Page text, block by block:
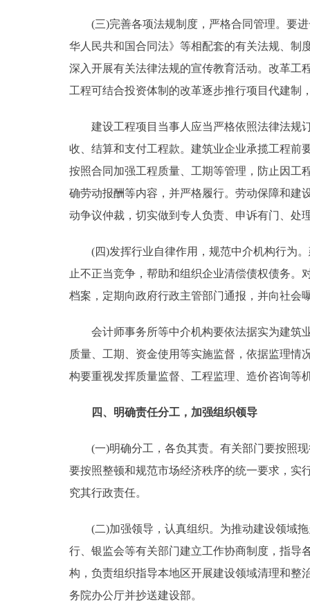
(三)完善各项法规制度，严格合同管理。要进
华人民共和国合同法》等相配套的有关法规、制
深入开展有关法律法规的宣传教育活动。改革工
工程可结合投资体制的改革逐步推行项目代建制
建设工程项目当事人应当严格依照法律法规订
收、结算和支付工程款。建筑业企业承揽工程前
按照合同加强工程质量、工期等管理，防止因工
确劳动报酬等内容，并严格履行。劳动保障和建
动争议仲裁，切实做到专人负责、申诉有门、处
(四)发挥行业自律作用，规范中介机构行为。
止不正当竞争，帮助和组织企业清偿债权债务。
档案，定期向政府行政主管部门通报，并向社会
会计师事务所等中介机构要依法据实为建筑业
质量、工期、资金使用等实施监督，依据监理
构要重视发挥质量监督、工程监理、造价咨询等
四、明确责任分工，加强组织领导
(一)明确分工，各负其责。有关部门要按照现
要按照整顿和规范市场经济秩序的统一要求，实
究其行政责任。
(二)加强领导，认真组织。为推动建设领域拖
行、银监会等有关部门建立工作协商制度，指导
构，负责组织指导本地区开展建设领域清理和整
务院办公厅并抄送建设部。